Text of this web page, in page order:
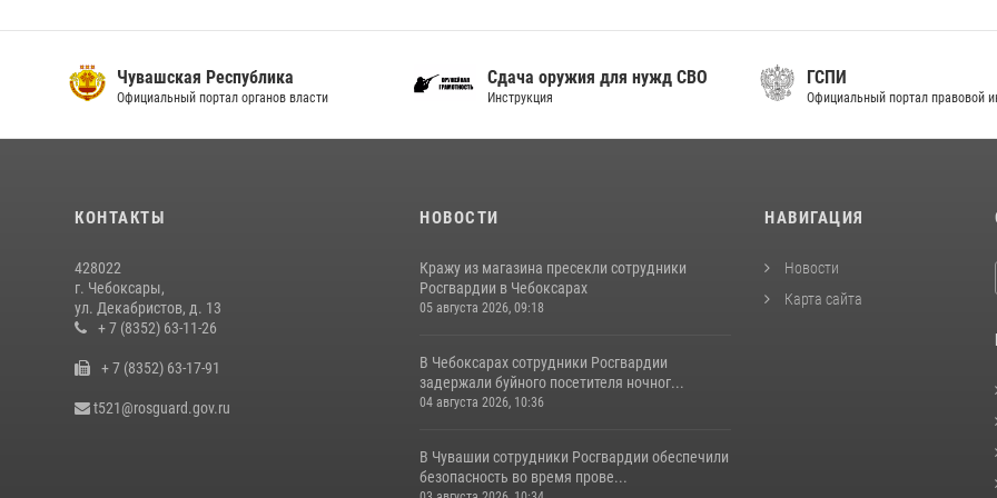
Чувашская Республика
Официальный портал органов власти
Сдача оружия для нужд СВО
Инструкция
ГСПИ
Официальный портал правовой
КОНТАКТЫ
428022
г. Чебоксары,
ул. Декабристов, д. 13
+ 7 (8352) 63-11-26
+ 7 (8352) 63-17-91
t521@rosguard.gov.ru
НОВОСТИ
Кражу из магазина пресекли сотрудники
Росгвардии в Чебоксарах
05 августа 2026, 09:18
В Чебоксарах сотрудники Росгвардии
задержали буйного посетителя ночног...
04 августа 2026, 10:36
В Чувашии сотрудники Росгвардии обеспечили
безопасность во время прове...
НАВИГАЦИЯ
Новости
Карта сайта